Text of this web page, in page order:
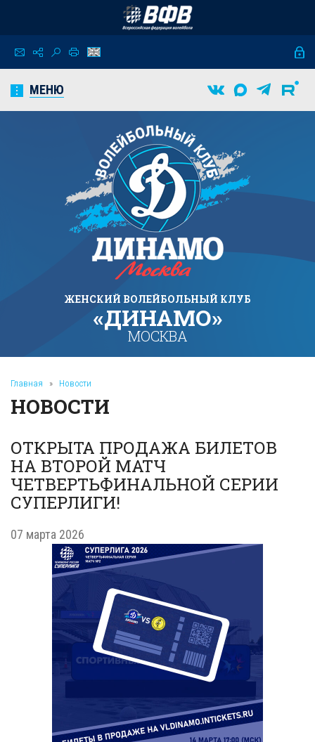
МЕНЮ
ЖЕНСКИЙ ВОЛЕЙБОЛЬНЫЙ КЛУБ
«ДИНАМО»
МОСКВА
Главная » Новости
НОВОСТИ
ОТКРЫТА ПРОДАЖА БИЛЕТОВ
НА ВТОРОЙ МАТЧ
ЧЕТВЕРТЬФИНАЛЬНОЙ СЕРИИ
СУПЕРЛИГИ!
07 марта 2026